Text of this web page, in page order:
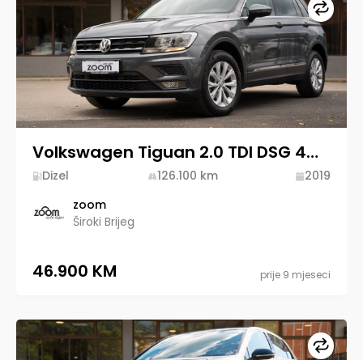
Volkswagen Tiguan 2.0 TDI DSG 4MOTION 2019 Diesel
Dizel 126.100 km
2019
zoom
Široki Brijeg
46.900 KM prije 9 mjeseci